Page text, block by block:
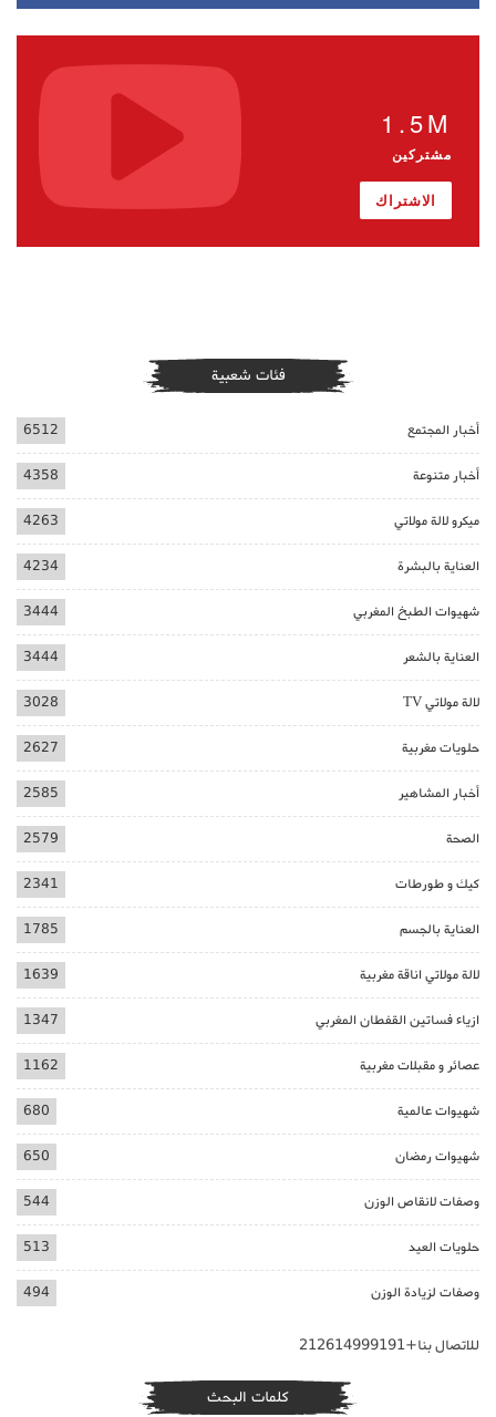
1.5M
مشتركين
الاشتراك
فئات شعبية
أخبار المجتمع 6512
أخبار متنوعة 4358
ميكرو لالة مولاتي 4263
العناية بالبشرة 4234
شهيوات الطبخ المغربي 3444
العناية بالشعر 3444
لالة مولاتي TV 3028
حلويات مغربية 2627
أخبار المشاهير 2585
الصحة 2579
كيك و طورطات 2341
العناية بالجسم 1785
لالة مولاتي اناقة مغربية 1639
ازياء فساتين القفطان المغربي 1347
عصائر و مقبلات مغربية 1162
شهيوات عالمية 680
شهيوات رمضان 650
وصفات لانقاص الوزن 544
حلويات العيد 513
وصفات لزيادة الوزن 494
للاتصال بنا+212614999191
كلمات البحث